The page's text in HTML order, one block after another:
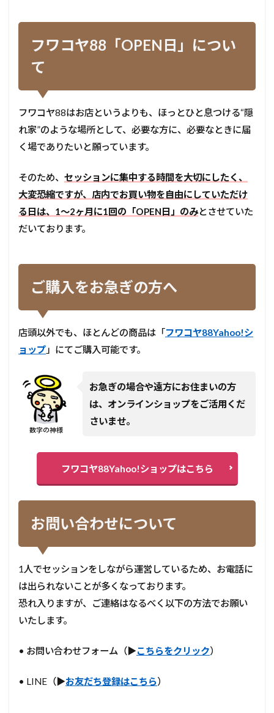
フワコヤ88「OPEN日」につい
て
フワコヤ88はお店というよりも、 ほっとひと息つける“隠
れ家”のような場所として、 必要な方に、必要なときに届
く場でありたいと願っています。
そのため、 セッションに集中する時間を大切にしたく、
大変恐縮ですが、店内でお買い物を自由にしていただけ
る日は、1〜2ヶ月に1回の「OPEN日」のみとさせていた
だいております。
ご購入をお急ぎの方へ
店頭以外でも、ほとんどの商品は「フワコヤ88Yahoo!シ
ョップ 」にてご購入可能です。
数字の神様
お急ぎの場合や遠方にお住まいの方
は、オンラインショップをご活用くだ
さいませ。
フワコヤ88Yahoo!ショップはこちら
お問い合わせについて
1人でセッションをしながら運営しているため、お電話に
は出られないことが多くなっております。
恐れ入りますが、ご連絡はなるべく以下の方法でお願い
いたします。
• お問い合わせフォーム（▶︎こちらをクリック）
• LINE（▶︎お友だち登録はこちら）